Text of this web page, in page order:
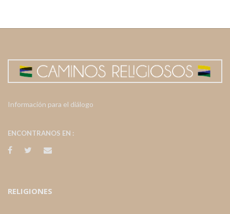
Información para el diálogo
ENCONTRANOS EN :
RELIGIONES